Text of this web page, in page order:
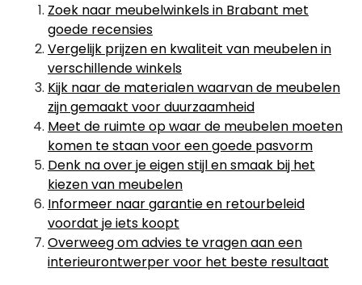
Zoek naar meubelwinkels in Brabant met
goede recensies
Vergelijk prijzen en kwaliteit van meubelen in
verschillende winkels
Kijk naar de materialen waarvan de meubelen
zijn gemaakt voor duurzaamheid
Meet de ruimte op waar de meubelen moeten
komen te staan voor een goede pasvorm
Denk na over je eigen stijl en smaak bij het
kiezen van meubelen
Informeer naar garantie en retourbeleid
voordat je iets koopt
Overweeg om advies te vragen aan een
interieurontwerper voor het beste resultaat